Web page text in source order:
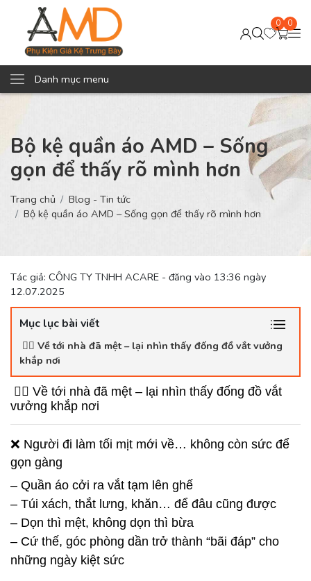
0 0
Danh mục menu
Bộ kệ quần áo AMD – Sống
gọn để thấy rõ mình hơn
Trang chủ
Blog - Tin tức
Bộ kệ quần áo AMD – Sống gọn để thấy rõ mình hơn
Tác giả: CÔNG TY TNHH ACARE - đăng vào 13:36 ngày
12.07.2025
Mục lục bài viết
😮‍💨 Về tới nhà đã mệt – lại nhìn thấy đống đồ vắt vưởng
khắp nơi
😮‍💨 Về tới nhà đã mệt – lại nhìn thấy đống đồ vắt
vưởng khắp nơi
❌ Người đi làm tối mịt mới về… không còn sức để
gọn gàng
– Quần áo cởi ra vắt tạm lên ghế
– Túi xách, thắt lưng, khăn… để đâu cũng được
– Dọn thì mệt, không dọn thì bừa
– Cứ thế, góc phòng dần trở thành “bãi đáp” cho
những ngày kiệt sức